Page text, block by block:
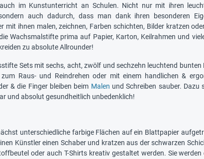
im Kunstunterricht an Schulen. Nicht nur mit ihren
auch dadurch, dass man dank ihren besonderen
ihnen malen, zeichnen, Farben schichten, Bilder kratzen
Wachsmalstifte prima auf Papier, Karton, Keilrahmen und
zu absolute Allrounder!
Sets mit sechs, acht, zwölf und sechzehn leuchtend bunten
Raus- und Reindrehen oder mit einem handlichen &
& die Finger bleiben beim Malen und Schreiben sauber. Dazu
und absolut gesundheitlich unbedenklich!
unterschiedliche farbige Flächen auf ein Blattpapier
Künstler einen Schaber und kratzen aus der schwarzen
oder auch T-Shirts kreativ gestaltet werden. Sie